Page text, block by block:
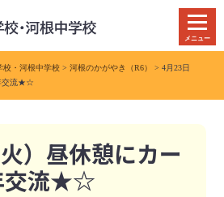
メニュー
校・河根中学校 >河根のかがやき（R6）
> 4月23日
交流★☆
）昼休憩にカー
交流★☆